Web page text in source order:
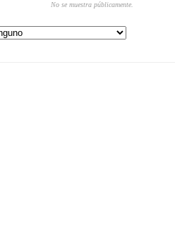
No se muestra públicamente.